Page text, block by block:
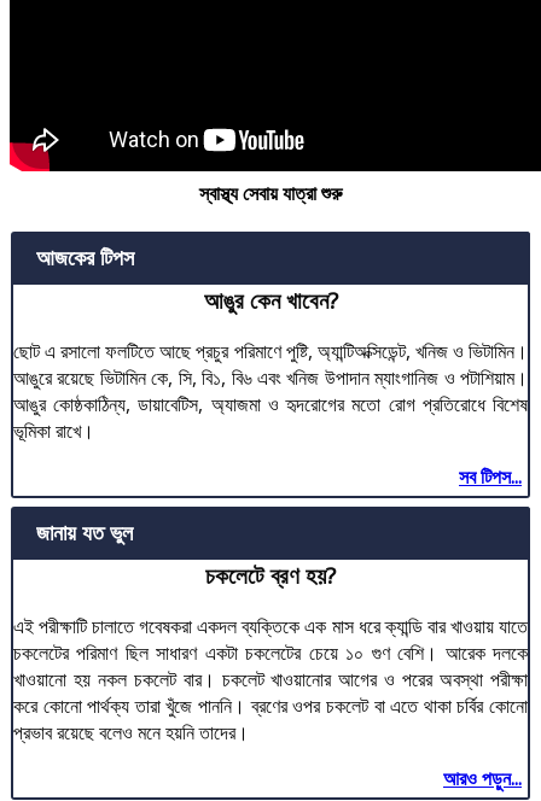
স্বাস্থ্য সেবায় যাত্রা শুরু
আজকের টিপস
আঙুর কেন খাবেন?
ছোট এ রসালো ফলটিতে আছে প্রচুর পরিমাণে পুষ্টি, অ্যান্টিঅক্সিডেন্ট, খনিজ ও ভিটামিন।
আঙুরে রয়েছে ভিটামিন কে, সি, বি১, বি৬ এবং খনিজ উপাদান ম্যাংগানিজ ও পটাশিয়াম।
আঙুর কোষ্ঠকাঠিন্য, ডায়াবেটিস, অ্যাজমা ও হৃদরোগের মতো রোগ প্রতিরোধে বিশেষ
ভূমিকা রাখে।
সব টিপস...
জানায় যত ভুল
চকলেটে ব্রণ হয়?
এই পরীক্ষাটি চালাতে গবেষকরা একদল ব্যক্তিকে এক মাস ধরে ক্যান্ডি বার খাওয়ায় যাতে
চকলেটের পরিমাণ ছিল সাধারণ একটা চকলেটের চেয়ে ১০ গুণ বেশি। আরেক দলকে
খাওয়ানো হয় নকল চকলেট বার। চকলেট খাওয়ানোর আগের ও পরের অবস্থা পরীক্ষা
করে কোনো পার্থক্য তারা খুঁজে পাননি। ব্রণের ওপর চকলেট বা এতে থাকা চর্বির কোনো
প্রভাব রয়েছে বলেও মনে হয়নি তাদের।
আরও পড়ুন...